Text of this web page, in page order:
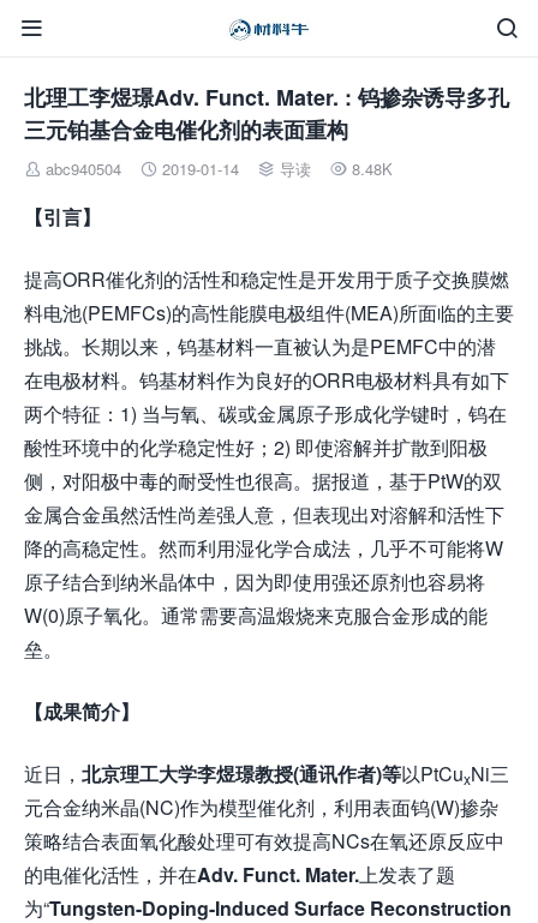


北理工李煜璟Adv. Funct. Mater. : 钨掺杂诱导多孔
三元铂基合金电催化剂的表面重构
 abc940504  2019-01-14  导读  8.48K
【引言】
提高ORR催化剂的活性和稳定性是开发用于质子交换膜燃
料电池(PEMFCs)的高性能膜电极组件(MEA)所面临的主要
挑战。长期以来，钨基材料一直被认为是PEMFC中的潜
在电极材料。钨基材料作为良好的ORR电极材料具有如下
两个特征：1) 当与氧、碳或金属原子形成化学键时，钨在
酸性环境中的化学稳定性好；2) 即使溶解并扩散到阳极
侧，对阳极中毒的耐受性也很高。据报道，基于PtW的双
金属合金虽然活性尚差强人意，但表现出对溶解和活性下
降的高稳定性。然而利用湿化学合成法，几乎不可能将W
原子结合到纳米晶体中，因为即使用强还原剂也容易将
W(0)原子氧化。通常需要高温煅烧来克服合金形成的能
垒。
【成果简介】
近日， 北京理工大学李煜璟教授(通讯作者)等以PtCuxNi三
元合金纳米晶(NC)作为模型催化剂，利用表面钨(W)掺杂
策略结合表面氧化酸处理可有效提高NCs在氧还原反应中
的电催化活性，并在Adv. Funct. Mater.上发表了题
为“Tungsten-Doping-Induced Surface Reconstruction